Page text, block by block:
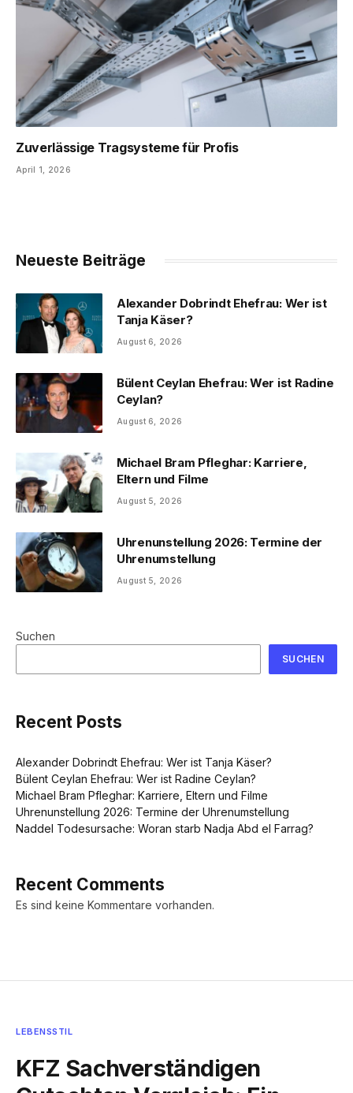
Zuverlässige Tragsysteme für Profis
April 1, 2026
Neueste Beiträge
Alexander Dobrindt Ehefrau: Wer ist
Tanja Käser?
August 6, 2026
Bülent Ceylan Ehefrau: Wer ist Radine
Ceylan?
August 6, 2026
Michael Bram Pfleghar: Karriere,
Eltern und Filme
August 5, 2026
Uhrenunstellung 2026: Termine der
Uhrenumstellung
August 5, 2026
Suchen
SUCHEN
Recent Posts
Alexander Dobrindt Ehefrau: Wer ist Tanja Käser?
Bülent Ceylan Ehefrau: Wer ist Radine Ceylan?
Michael Bram Pfleghar: Karriere, Eltern und Filme
Uhrenunstellung 2026: Termine der Uhrenumstellung
Naddel Todesursache: Woran starb Nadja Abd el Farrag?
Recent Comments
Es sind keine Kommentare vorhanden.
LEBENSSTIL
KFZ Sachverständigen